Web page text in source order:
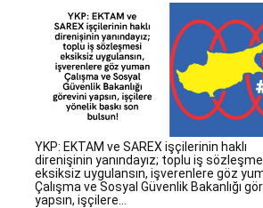
YKP: EKTAM ve SAREX işçilerinin haklı
direnişinin yanındayız; toplu iş
eksiksiz uygulansın, işverenlere göz
Çalışma ve Sosyal Güvenlik Bakanlığı
yapsın, işçilere...